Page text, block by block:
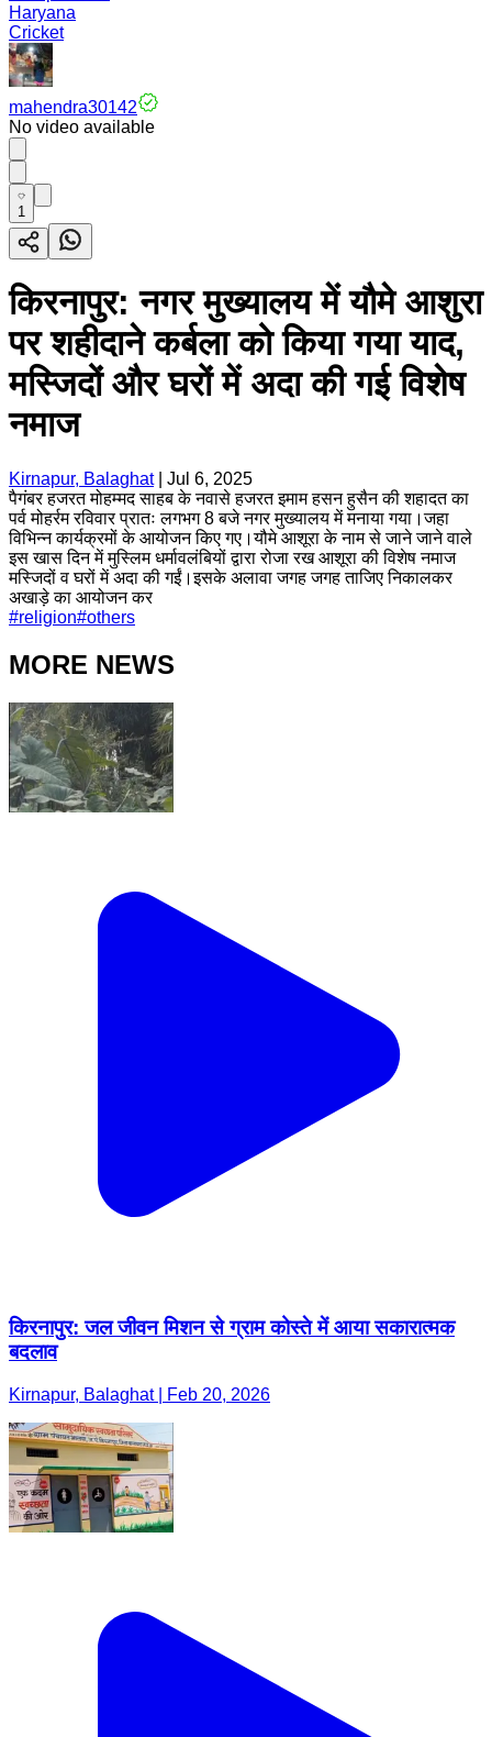
Haryana
Cricket
mahendra30142
No video available
1
किरनापुर: नगर मुख्यालय में यौमे आशुरा
पर शहीदाने कर्बला को किया गया याद,
मस्जिदों और घरों में अदा की गई विशेष
नमाज
Kirnapur, Balaghat| Jul 6, 2025
पैगंबर हजरत मोहम्मद साहब के नवासे हजरत इमाम हसन हुसैन की शहादत का
पर्व मोहर्रम रविवार प्रातः लगभग 8 बजे नगर मुख्यालय में मनाया गया।जहा
विभिन्न कार्यक्रमों के आयोजन किए गए।यौमे आशूरा के नाम से जाने जाने वाले
इस खास दिन में मुस्लिम धर्मावलंबियों द्वारा रोजा रख आशूरा की विशेष नमाज
मस्जिदों व घरों में अदा की गईं।इसके अलावा जगह जगह ताजिए निकालकर
अखाड़े का आयोजन कर
#religion#others
MORE NEWS
किरनापुर: जल जीवन मिशन से ग्राम कोस्‍ते में आया सकारात्मक
बदलाव
Kirnapur, Balaghat | Feb 20, 2026